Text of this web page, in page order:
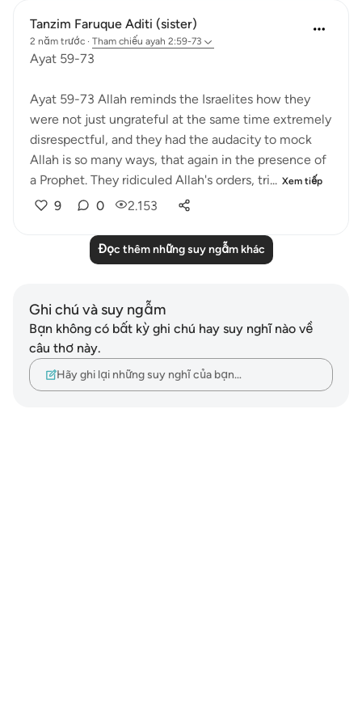
Tanzim Faruque Aditi (sister)
2 năm trước · Tham chiếu ayah 2:59-73
Ayat 59-73
Ayat 59-73 Allah reminds the Israelites how they
were not just ungrateful at the same time extremely
disrespectful, and they had the audacity to mock
Allah is so many ways, that again in the presence of
a Prophet. They ridiculed Allah's orders, tri... Xem tiếp
9 0 2.153
Đọc thêm những suy ngẫm khác
Ghi chú và suy ngẫm
Bạn không có bất kỳ ghi chú hay suy nghĩ nào về
câu thơ này.
Hãy ghi lại những suy nghĩ của bạn…